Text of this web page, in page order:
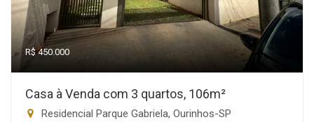
R$ 450.000
Casa à Venda com 3 quartos, 106m²
Residencial Parque Gabriela, Ourinhos-SP